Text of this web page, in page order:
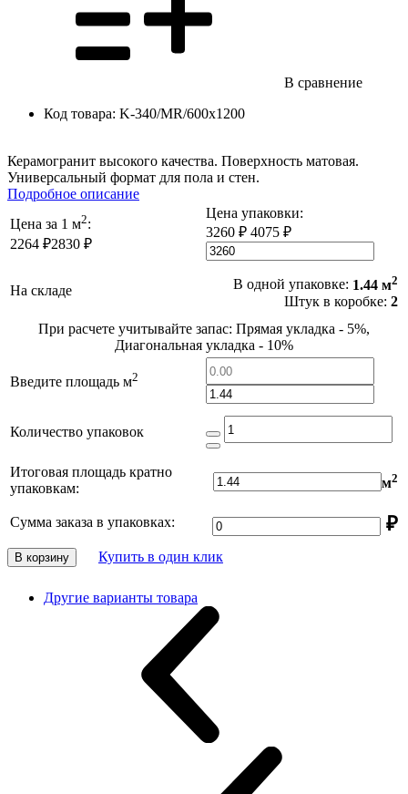
В сравнение
Код товара: K-340/MR/600x1200
Керамогранит высокого качества. Поверхность матовая.
Универсальный формат для пола и стен.
Подробное описание
Цена за 1 м2:
2264 ₽2830 ₽
Цена упаковки:
3260 ₽ 4075 ₽
На складе В одной упаковке: 1.44 м2
Штук в коробке: 2
При расчете учитывайте запас: Прямая укладка - 5%,
Диагональная укладка - 10%
Введите площадь м2
Количество упаковок
Итоговая площадь кратно
упаковкам:
м2
Сумма заказа в упаковках: ₽
В корзину Купить в один клик
Другие варианты товара